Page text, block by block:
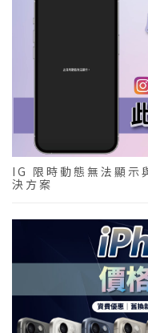
IG 限時動態無法顯示
決方案